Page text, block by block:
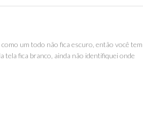
um todo não fica escuro, então você tem
tela fica branco, ainda não identifiquei onde